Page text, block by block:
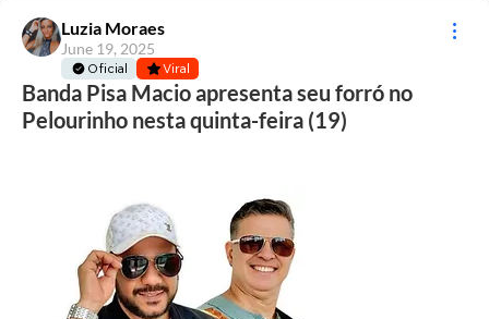
Luzia Moraes
June 19, 2025
Oficial Viral
Banda Pisa Macio apresenta seu forró no
Pelourinho nesta quinta-feira (19)